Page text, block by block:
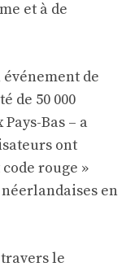
et à de
de
de 50 000
Bas – a
ont
rouge »
en
le